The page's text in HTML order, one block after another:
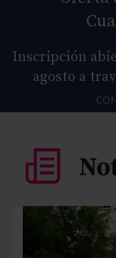
Inscripción
agosto a